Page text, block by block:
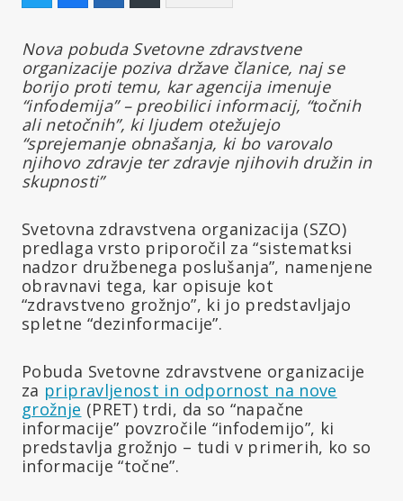
Nova pobuda Svetovne zdravstvene
organizacije poziva države članice, naj se
borijo proti temu, kar agencija imenuje
“infodemija” – preobilici informacij, “točnih
ali netočnih”, ki ljudem otežujejo
“sprejemanje obnašanja, ki bo varovalo
njihovo zdravje ter zdravje njihovih družin in
skupnosti”
Svetovna zdravstvena organizacija (SZO)
predlaga vrsto priporočil za “sistematksi
nadzor družbenega poslušanja”, namenjene
obravnavi tega, kar opisuje kot
“zdravstveno grožnjo”, ki jo predstavljajo
spletne “dezinformacije”.
Pobuda Svetovne zdravstvene organizacije
za pripravljenost in odpornost na nove
grožnje (PRET) trdi, da so “napačne
informacije” povzročile “infodemijo”, ki
predstavlja grožnjo – tudi v primerih, ko so
informacije “točne”.